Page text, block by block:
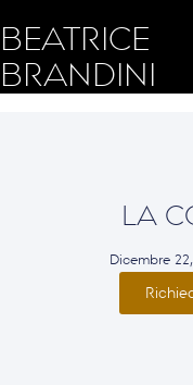
BEATRICE
BRANDINI
LA
Dicembre